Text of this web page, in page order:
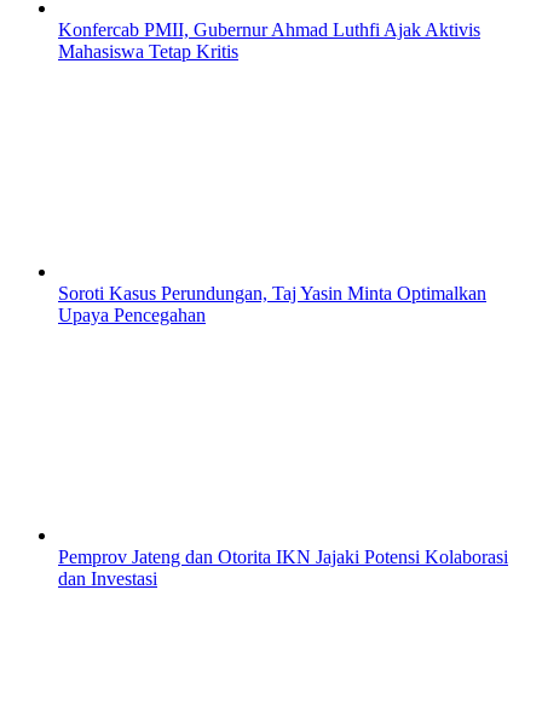
Konfercab PMII, Gubernur Ahmad Luthfi Ajak Aktivis
Mahasiswa Tetap Kritis
Soroti Kasus Perundungan, Taj Yasin Minta Optimalkan
Upaya Pencegahan
Pemprov Jateng dan Otorita IKN Jajaki Potensi Kolaborasi
dan Investasi